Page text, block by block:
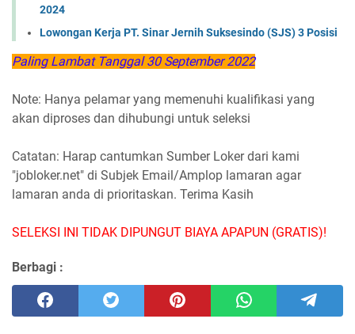
2024
Lowongan Kerja PT. Sinar Jernih Suksesindo (SJS) 3 Posisi
Paling Lambat Tanggal 30 September 2022
Note: Hanya pelamar yang memenuhi kualifikasi yang
akan diproses dan dihubungi untuk seleksi
Catatan: Harap cantumkan Sumber Loker dari kami
"jobloker.net" di Subjek Email/Amplop lamaran agar
lamaran anda di prioritaskan. Terima Kasih
SELEKSI INI TIDAK DIPUNGUT BIAYA APAPUN (GRATIS)!
Berbagi :